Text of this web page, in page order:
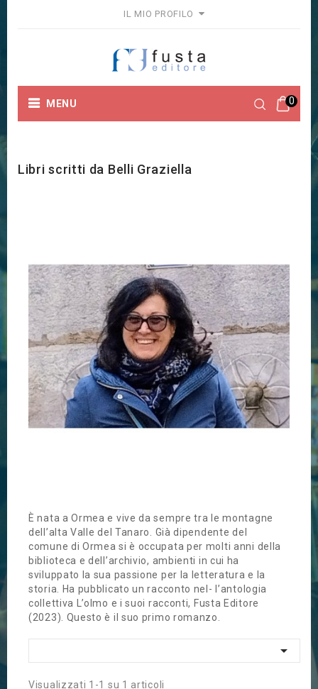
IL MIO PROFILO
0
MENU
Libri scritti da Belli Graziella
È nata a Ormea e vive da sempre tra le montagne
dell’alta Valle del Tanaro. Già dipendente del
comune di Ormea si è occupata per molti anni della
biblioteca e dell’archivio, ambienti in cui ha
sviluppato la sua passione per la letteratura e la
storia. Ha pubblicato un racconto nel- l’antologia
collettiva L’olmo e i suoi racconti, Fusta Editore
(2023). Questo è il suo primo romanzo.

Visualizzati 1-1 su 1 articoli